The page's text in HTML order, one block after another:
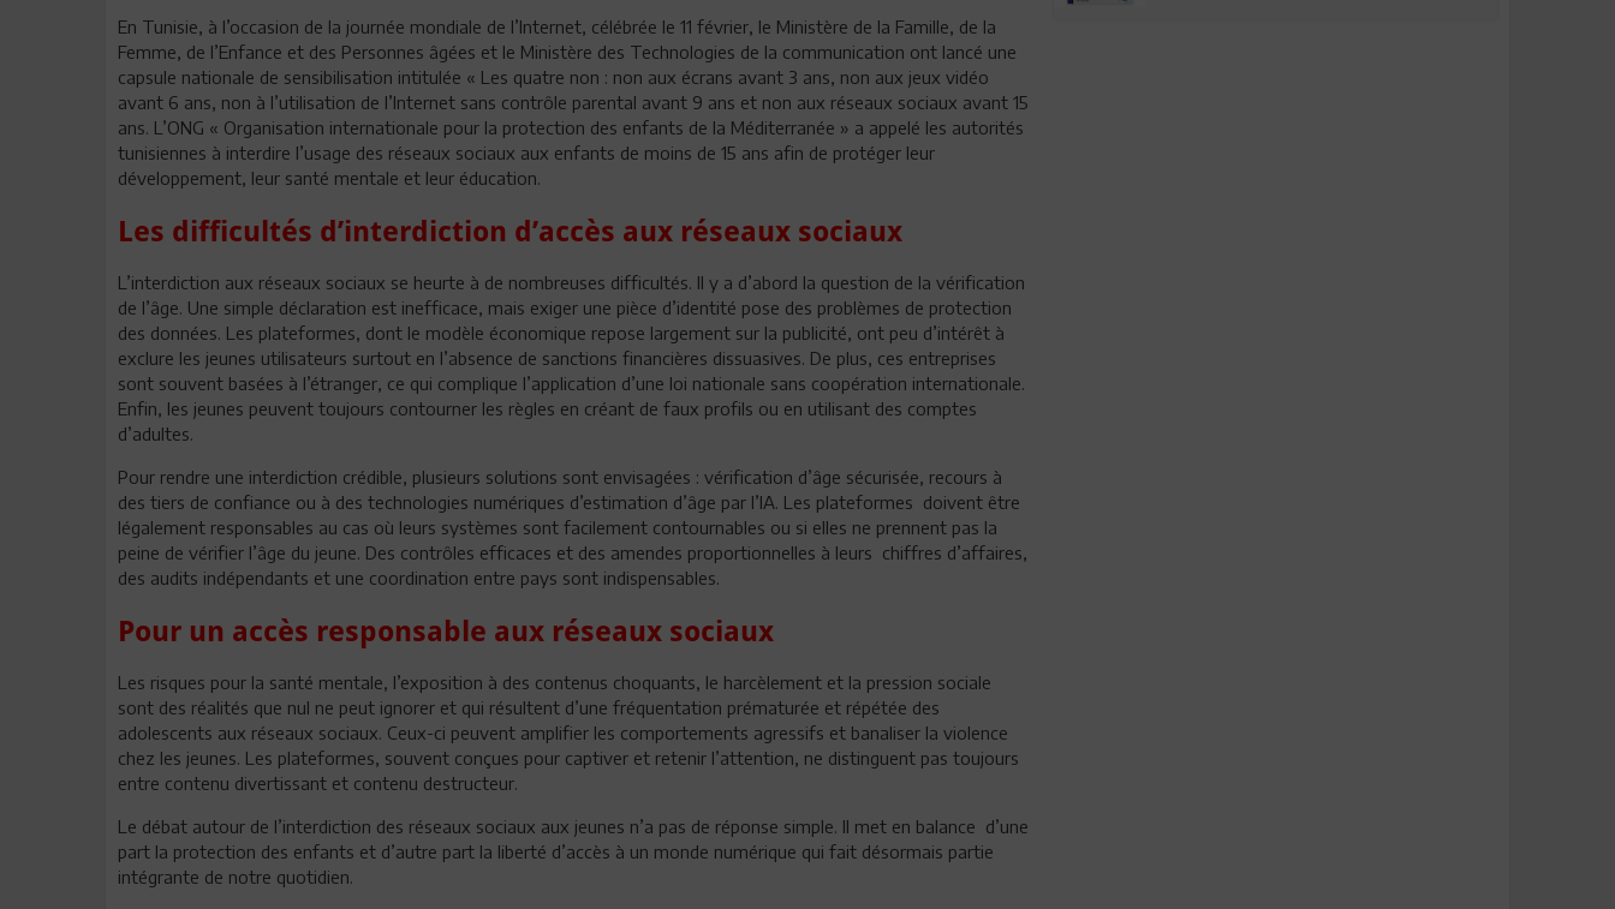
En Tunisie, à l’occasion de la journée mondiale de l’Internet, célébrée le 11 février, le Ministère de la Famille, de la
Femme, de l’Enfance et des Personnes âgées et le Ministère des Technologies de la communication ont lancé une
capsule nationale de sensibilisation intitulée « Les quatre non : non aux écrans avant 3 ans, non aux jeux vidéo
avant 6 ans, non à l’utilisation de l’Internet sans contrôle parental avant 9 ans et non aux réseaux sociaux avant 15
ans. L’ONG « Organisation internationale pour la protection des enfants de la Méditerranée » a appelé les autorités
tunisiennes à interdire l’usage des réseaux sociaux aux enfants de moins de 15 ans afin de protéger leur
développement, leur santé mentale et leur éducation.
Les difficultés d’interdiction d’accès aux réseaux sociaux
L’interdiction aux réseaux sociaux se heurte à de nombreuses difficultés. Il y a d’abord la question de la vérification
de l’âge. Une simple déclaration est inefficace, mais exiger une pièce d’identité pose des problèmes de protection
des données. Les plateformes, dont le modèle économique repose largement sur la publicité, ont peu d’intérêt à
exclure les jeunes utilisateurs surtout en l’absence de sanctions financières dissuasives. De plus, ces entreprises
sont souvent basées à l’étranger, ce qui complique l’application d’une loi nationale sans coopération internationale.
Enfin, les jeunes peuvent toujours contourner les règles en créant de faux profils ou en utilisant des comptes
d’adultes.
Pour rendre une interdiction crédible, plusieurs solutions sont envisagées : vérification d’âge sécurisée, recours à
des tiers de confiance ou à des technologies numériques d’estimation d’âge par l’IA. Les plateformes doivent être
légalement responsables au cas où leurs systèmes sont facilement contournables ou si elles ne prennent pas la
peine de vérifier l’âge du jeune. Des contrôles efficaces et des amendes proportionnelles à leurs chiffres d’affaires,
des audits indépendants et une coordination entre pays sont indispensables.
Pour un accès responsable aux réseaux sociaux
Les risques pour la santé mentale, l’exposition à des contenus choquants, le harcèlement et la pression sociale
sont des réalités que nul ne peut ignorer et qui résultent d’une fréquentation prématurée et répétée des
adolescents aux réseaux sociaux. Ceux-ci peuvent amplifier les comportements agressifs et banaliser la violence
chez les jeunes. Les plateformes, souvent conçues pour captiver et retenir l’attention, ne distinguent pas toujours
entre contenu divertissant et contenu destructeur.
Le débat autour de l’interdiction des réseaux sociaux aux jeunes n’a pas de réponse simple. Il met en balance d’une
part la protection des enfants et d’autre part la liberté d’accès à un monde numérique qui fait désormais partie
intégrante de notre quotidien.